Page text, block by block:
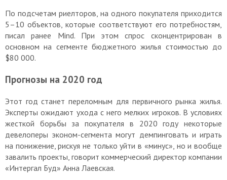
По подсчетам риелторов, на одного покупателя приходится
5–10 объектов, которые соответствуют его потребностям,
писал ранее Mind. При этом спрос сконцентрирован в
основном на сегменте бюджетного жилья стоимостью до
$80 000.
Прогнозы на 2020 год
Этот год станет переломным для первичного рынка жилья.
Эксперты ожидают ухода с него мелких игроков. В условиях
жесткой борьбы за покупателя в 2020 году некоторые
девелоперы эконом-сегмента могут демпинговать и играть
на понижение, рискуя не только уйти в «минус», но и вообще
завалить проекты, говорит коммерческий директор компании
«Интергал Буд» Анна Лаевская.